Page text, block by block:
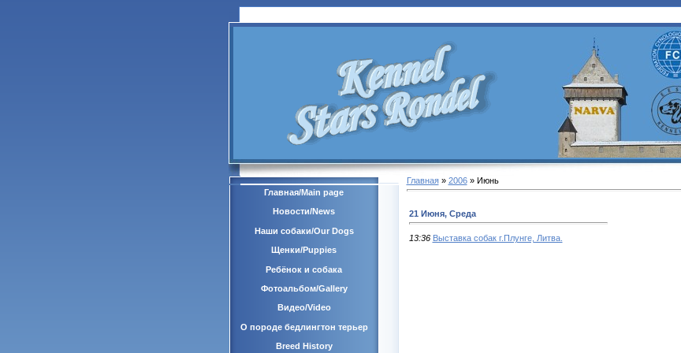
Главная/Main page
Новости/News
Наши собаки/Our Dogs
Щенки/Puppies
Ребёнок и собака
Фотоальбом/Gallery
Видео/Video
О породе бедлингтон терьер
Breed History
Главная» 2006 » Июнь
21 Июня, Среда
13:36 Выставка собак г.Плунге, Литва.